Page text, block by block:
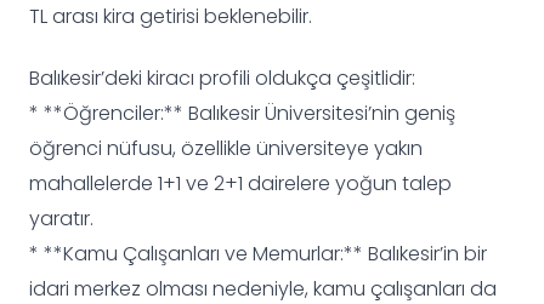
TL arası kira getirisi beklenebilir.
Balıkesir’deki kiracı profili oldukça çeşitlidir:
* **Öğrenciler:** Balıkesir Üniversitesi’nin geniş
öğrenci nüfusu, özellikle üniversiteye yakın
mahallelerde 1+1 ve 2+1 dairelere yoğun talep
yaratır.
* **Kamu Çalışanları ve Memurlar:** Balıkesir’in bir
idari merkez olması nedeniyle, kamu çalışanları da